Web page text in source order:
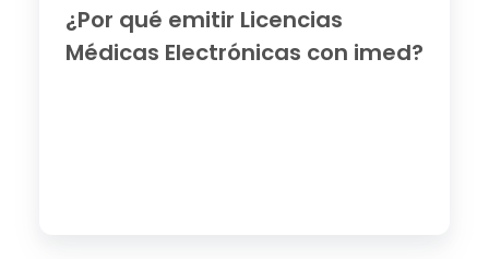
¿Por qué emitir Licencias
Médicas Electrónicas con imed?